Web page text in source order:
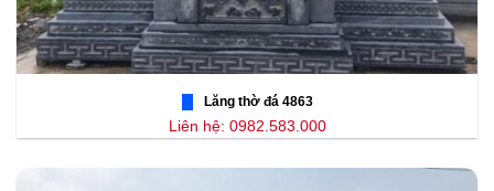
Lăng thờ đá 4863
Liên hệ: 0982.583.000